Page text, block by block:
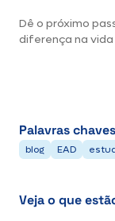
Dê o próximo
diferença na
Palavras chaves
blog EAD
Veja o que